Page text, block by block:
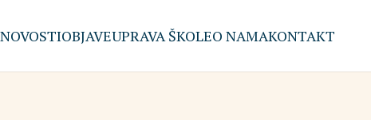
NOVOSTIOBJAVEUPRAVA ŠKOLEO NAMAKONTAKT